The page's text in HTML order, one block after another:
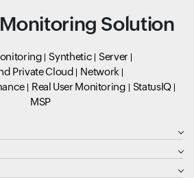
Solution
Synthetic
Server
Private Cloud
Network
Real User Monitoring
StatusIQ
MSP